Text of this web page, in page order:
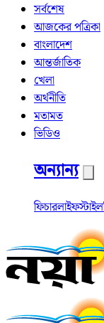
সর্বশেষ
আজকের পত্রিকা
বাংলাদেশ
আন্তর্জাতিক
খেলা
অর্থনীতি
মতামত
ভিডিও
অন্যান্য
ফিচারলাইফস্টাইল